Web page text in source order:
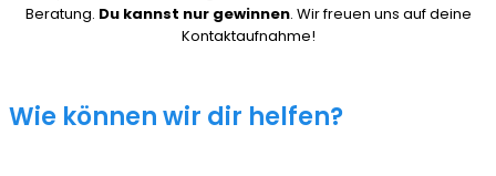
Beratung. Du kannst nur gewinnen. Wir freuen uns auf deine
Kontaktaufnahme!
Wie können wir dir helfen?